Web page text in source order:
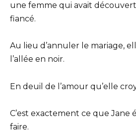
une femme qui avait
fiancé.
Au lieu d’annuler le mariage,
l’allée en noir.
En deuil de l’amour qu’elle
C’est exactement ce que Jane
faire.